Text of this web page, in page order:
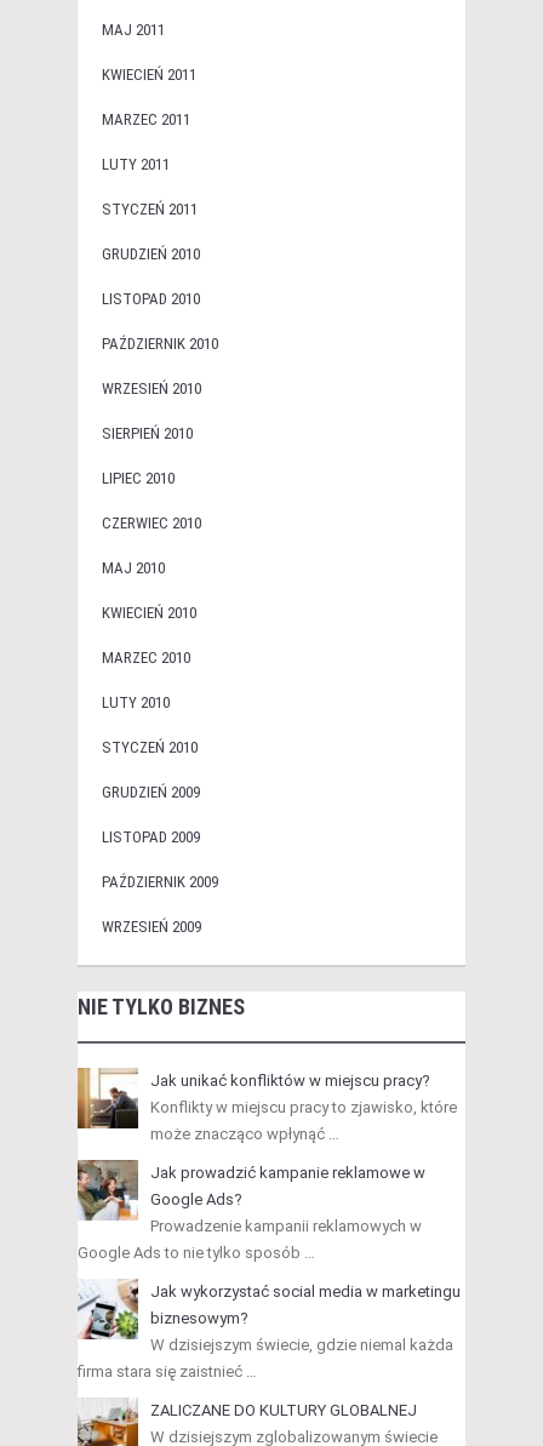
MAJ 2011
KWIECIEŃ 2011
MARZEC 2011
LUTY 2011
STYCZEŃ 2011
GRUDZIEŃ 2010
LISTOPAD 2010
PAŹDZIERNIK 2010
WRZESIEŃ 2010
SIERPIEŃ 2010
LIPIEC 2010
CZERWIEC 2010
MAJ 2010
KWIECIEŃ 2010
MARZEC 2010
LUTY 2010
STYCZEŃ 2010
GRUDZIEŃ 2009
LISTOPAD 2009
PAŹDZIERNIK 2009
WRZESIEŃ 2009
NIE TYLKO BIZNES
Jak unikać konfliktów w miejscu pracy?
Konflikty w miejscu pracy to zjawisko, które
może znacząco wpłynąć …
Jak prowadzić kampanie reklamowe w
Google Ads?
Prowadzenie kampanii reklamowych w
Google Ads to nie tylko sposób …
Jak wykorzystać social media w marketingu
biznesowym?
W dzisiejszym świecie, gdzie niemal każda
firma stara się zaistnieć …
ZALICZANE DO KULTURY GLOBALNEJ
W dzisiejszym zglobalizowanym świecie